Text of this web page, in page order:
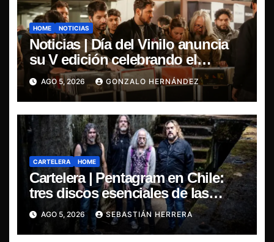
HOME NOTICIAS
Noticias | Día del Vinilo anuncia
su V edición celebrando el
regreso del 7″ fabricado en Chile
AGO 5, 2026 GONZALO HERNÁNDEZ
CARTELERA HOME
Cartelera | Pentagram en Chile:
tres discos esenciales de las
leyendas del doom
AGO 5, 2026 SEBASTIÁN HERRERA